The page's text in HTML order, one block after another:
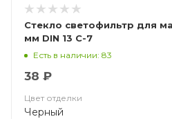
Стекло светофильтр для
мм DIN 13 С-7
Есть в наличии: 83
38 ₽
Цвет отделки
Черный